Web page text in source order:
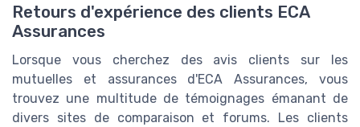
Retours d'expérience des clients ECA
Assurances
Lorsque vous cherchez des avis clients sur les
mutuelles et assurances d'ECA Assurances, vous
trouvez une multitude de témoignages émanant de
divers sites de comparaison et forums. Les clients